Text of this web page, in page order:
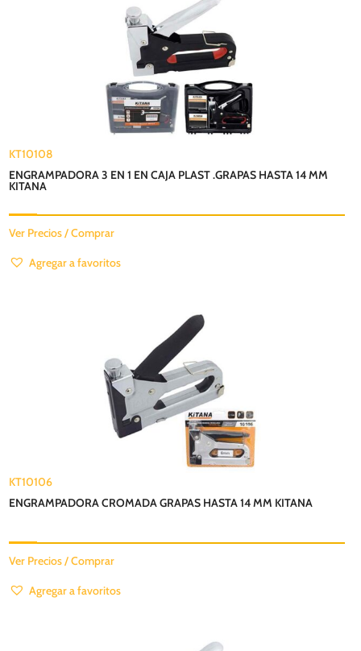
KT10108
ENGRAMPADORA 3 EN 1 EN CAJA PLAST .GRAPAS HASTA 14 MM
KITANA
Ver Precios / Comprar
Agregar a favoritos
KT10106
ENGRAMPADORA CROMADA GRAPAS HASTA 14 MM KITANA
Ver Precios / Comprar
Agregar a favoritos